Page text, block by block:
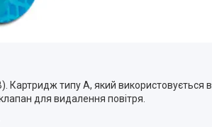
Картридж типу А, який використовується в
для видалення повітря.